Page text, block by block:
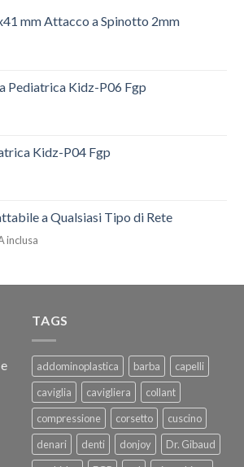
mm Attacco a Spinotto 2mm
Pediatrica Kidz-P06 Fgp
Kidz-P04 Fgp
a Qualsiasi Tipo di Rete
inclusa
TAGS
addominoplastica barba
capelli
caviglia
cavigliera
collant
compressione
corsetto
cuscino
denari
denti donjoy
Dr. Gibaud